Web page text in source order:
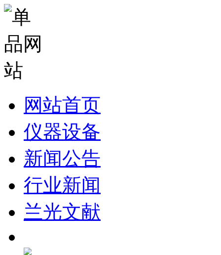
网站首页
仪器设备
新闻公告
行业新闻
兰光文献